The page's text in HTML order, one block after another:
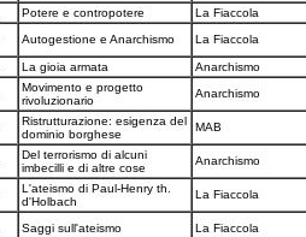
Potere e contropotere
La Fiaccola
Autogestione e Anarchismo La Fiaccola
La gioia armata
Anarchismo
Movimento e progetto
rivoluzionario
Anarchismo
Ristrutturazione: esigenza del
dominio borghese
MAB
Del terrorismo di alcuni
imbecilli e di altre cose
Anarchismo
L'ateismo di Paul-Henry th.
d'Holbach
La Fiaccola
Saggi sull'ateismo La Fiaccola